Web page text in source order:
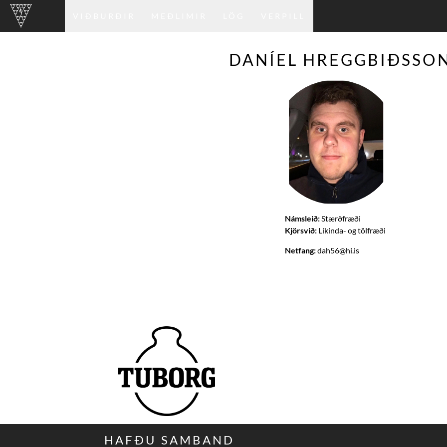
DANÍEL
Námsleið:Stærðfræði
Kjörsvið: Líkinda- og tölfræði
Netfang:dah56@hi.is
HAFÐU SAMBAND